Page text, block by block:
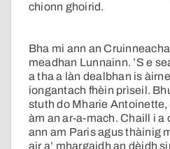
chionn ghoirid.
Bha mi ann an
meadhan Lunnainn. ’S e
a tha a làn dealbhan is
iongantach fhèin prìseil.
stuth do Mharie
àm an ar-a-mach. Chaill i a
ann am Paris agus thàinig
air a’ mhargaidh an dèidh